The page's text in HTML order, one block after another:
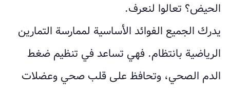
الحيض؟ تعالوا لنعرف.
يدرك الجميع الفوائد الأساسية لممارسة التمارين
الرياضية بانتظام. فهي تساعد في تنظيم ضغط
الدم الصحي، وتحافظ على قلب صحي وعضلات